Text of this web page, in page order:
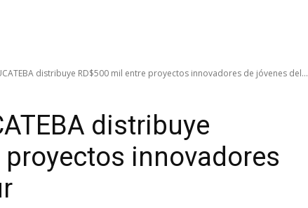
distribuye RD$500 mil entre proyectos innovadores de jóvenes del...
distribuye
proyectos innovadores